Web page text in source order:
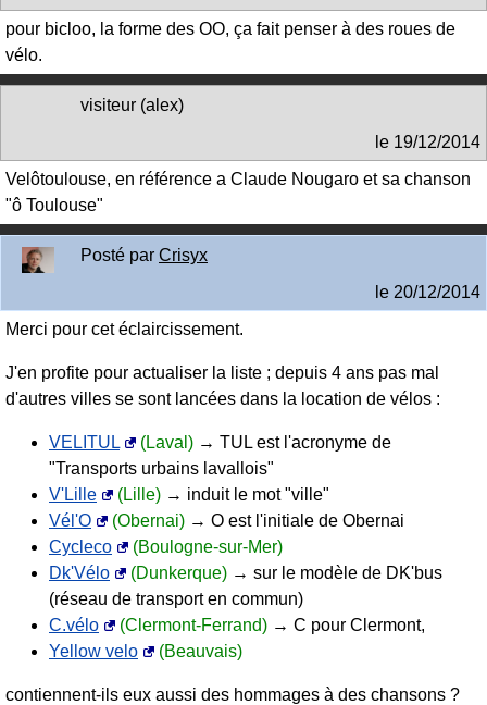
pour bicloo, la forme des OO, ça fait penser à des roues de
vélo.
visiteur (alex)
le 19/12/2014
Velôtoulouse, en référence a Claude Nougaro et sa chanson
"ô Toulouse"
Posté par Crisyx
le 20/12/2014
Merci pour cet éclaircissement.
J'en profite pour actualiser la liste ; depuis 4 ans pas mal
d'autres villes se sont lancées dans la location de vélos :
VELITUL (Laval) → TUL est l'acronyme de
"Transports urbains lavallois"
V'Lille
(Lille) → induit le mot "ville"
Vél'O
(Obernai) → O est l'initiale de Obernai
Cycleco
(Boulogne-sur-Mer)
Dk'Vélo
(Dunkerque) → sur le modèle de DK'bus
(réseau de transport en commun)
C.vélo
(Clermont-Ferrand) → C pour Clermont,
Yellow velo
(Beauvais)
contiennent-ils eux aussi des hommages à des chansons ?